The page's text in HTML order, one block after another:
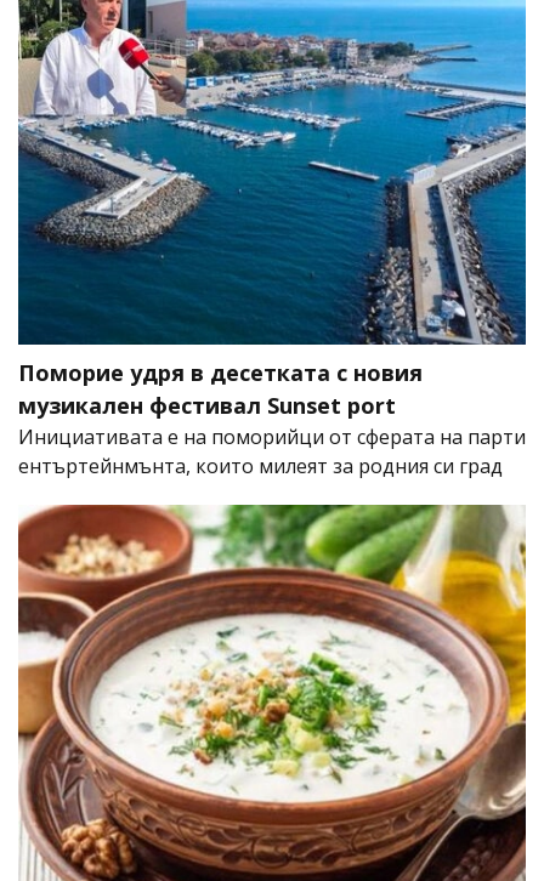
Поморие удря в десетката с новия
музикален фестивал Sunset port
Инициативата е на поморийци от сферата на парти
ентъртейнмънта, които милеят за родния си град